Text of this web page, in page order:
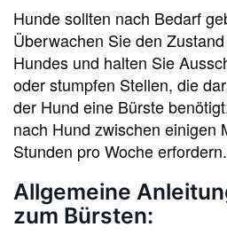
Hunde sollten nach Bedarf
Überwachen Sie den
Hundes und halten Sie
oder stumpfen Stellen, die
der Hund eine Bürste
nach Hund zwischen einigen
Stunden pro Woche erfordern.
Allgemeine
zum Bürsten: